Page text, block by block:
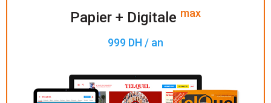
Papier + Digitale max
999 DH / an